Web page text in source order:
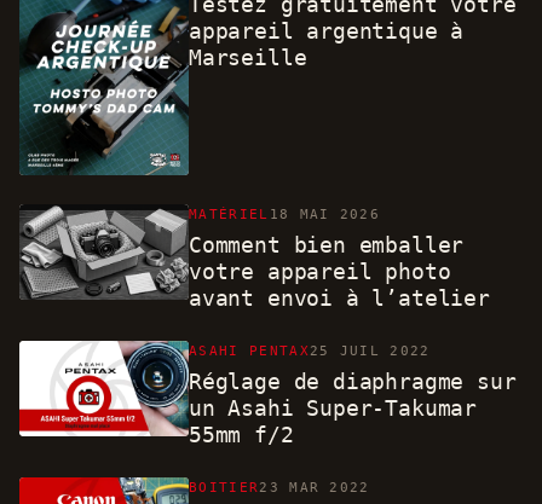
appareil argentique à
Marseille
MATÉRIEL 18 MAI 2026
Comment bien emballer
votre appareil photo
avant envoi à l’atelier
ASAHI PENTAX25 JUIL 2022
Réglage de diaphragme sur
un Asahi Super-Takumar
55mm f/2
BOITIER23 MAR 2022